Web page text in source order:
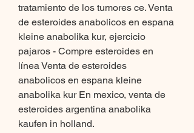
tratamiento de los tumores ce. Venta
de esteroides anabolicos en espana
kleine anabolika kur, ejercicio
pajaros - Compre esteroides en
línea Venta de esteroides
anabolicos en espana kleine
anabolika kur En mexico, venta de
esteroides argentina anabolika
kaufen in holland.